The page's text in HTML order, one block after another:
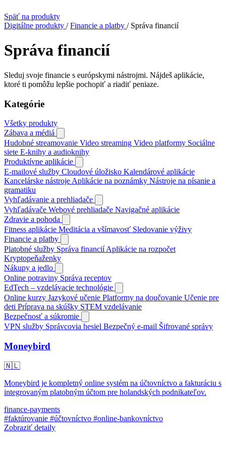
Späť na produkty
Digitálne produkty / Financie a platby / Správa financií
Správa financií
Sleduj svoje financie s európskymi nástrojmi. Nájdeš aplikácie,
ktoré ti pomôžu lepšie pochopiť a riadiť peniaze.
Kategórie
Všetky produkty
Zábava a médiá
Hudobné streamovanie Video streaming Video platformy Sociálne
siete E‑knihy a audioknihy
Produktívne aplikácie
E‑mailové služby Cloudové úložisko Kalendárové aplikácie
Kancelárske nástroje Aplikácie na poznámky Nástroje na písanie a
gramatiku
Vyhľadávanie a prehliadače
Vyhľadávače Webové prehliadače Navigačné aplikácie
Zdravie a pohoda
Fitness aplikácie Meditácia a všímavosť Sledovanie výživy
Financie a platby
Platobné služby Správa financiíAplikácie na rozpočet
Kryptopeňaženky
Nákupy a jedlo
Online potraviny Správa receptov
EdTech – vzdelávacie technológie
Online kurzy Jazykové učenie Platformy na doučovanie Učenie pre
deti Príprava na skúšky STEM vzdelávanie
Bezpečnosť a súkromie
VPN služby Správcovia hesiel Bezpečný e-mail Šifrované správy
Moneybird
🇳🇱
Moneybird je kompletný online systém na účtovníctvo a fakturáciu s
integrovaným platobným účtom pre holandských podnikateľov.
finance-payments
#faktúrovanie #účtovníctvo #online-bankovníctvo
Zobraziť detaily